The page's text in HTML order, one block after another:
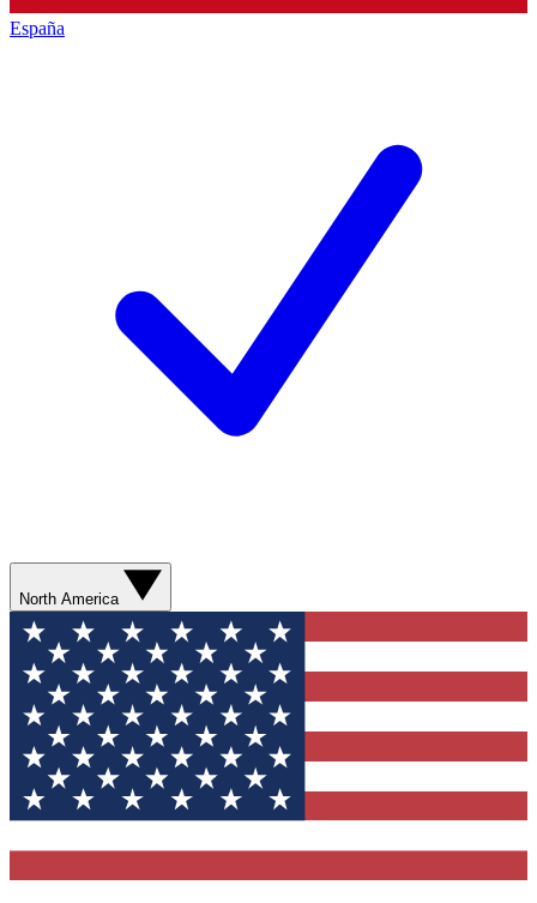
España
North America